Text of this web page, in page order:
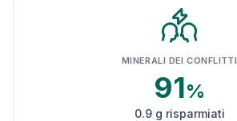
MINERALI DEI CONFLITTI
91%
0.9 g risparmiati